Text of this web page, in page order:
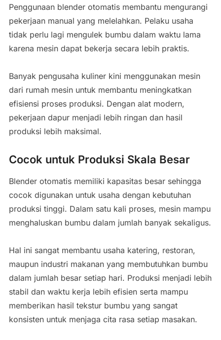
Penggunaan blender otomatis membantu mengurangi
pekerjaan manual yang melelahkan. Pelaku usaha
tidak perlu lagi mengulek bumbu dalam waktu lama
karena mesin dapat bekerja secara lebih praktis.
Banyak pengusaha kuliner kini menggunakan mesin
dari rumah mesin untuk membantu meningkatkan
efisiensi proses produksi. Dengan alat modern,
pekerjaan dapur menjadi lebih ringan dan hasil
produksi lebih maksimal.
Cocok untuk Produksi Skala Besar
Blender otomatis memiliki kapasitas besar sehingga
cocok digunakan untuk usaha dengan kebutuhan
produksi tinggi. Dalam satu kali proses, mesin mampu
menghaluskan bumbu dalam jumlah banyak sekaligus.
Hal ini sangat membantu usaha katering, restoran,
maupun industri makanan yang membutuhkan bumbu
dalam jumlah besar setiap hari. Produksi menjadi lebih
stabil dan waktu kerja lebih efisien serta mampu
memberikan hasil tekstur bumbu yang sangat
konsisten untuk menjaga cita rasa setiap masakan.